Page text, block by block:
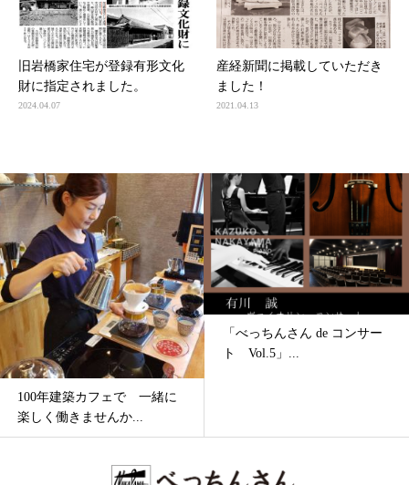
旧岩橋家住宅が登録有形文化
財に指定されました。
2024.04.07
産経新聞に掲載していただき
ました！
2021.04.13
100年建築カフェで 一緒に
楽しく働きませんか...
「べっちんさん de コンサー
ト Vol.5」...